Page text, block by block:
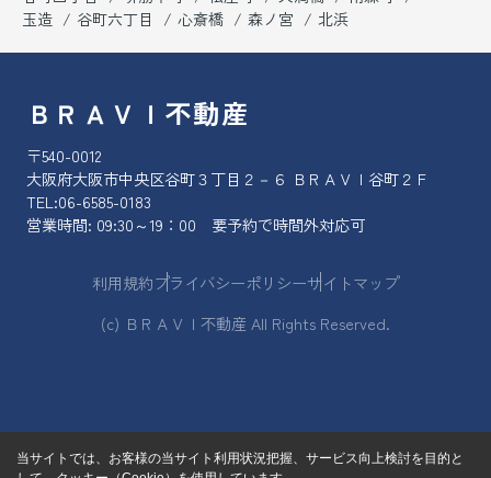
玉造
谷町六丁目 心斎橋 森ノ宮 北浜
ＢＲＡＶＩ不動産
〒540-0012
大阪府大阪市中央区谷町３丁目２－６ ＢＲＡＶＩ谷町２Ｆ
TEL:06-6585-0183
営業時間: 09:30～19：00 要予約で時間外対応可
利用規約プライバシーポリシーサイトマップ
(c) ＢＲＡＶＩ不動産 All Rights Reserved.
当サイトでは、お客様の当サイト利用状況把握、サービス向上検討を目的と